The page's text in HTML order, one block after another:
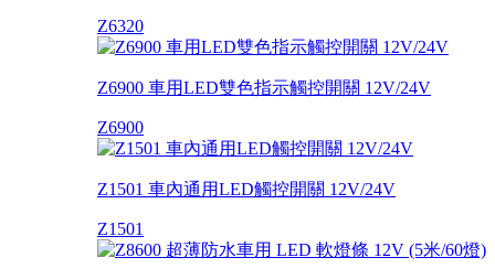
Z6320
Z6900 車用LED雙色指示觸控開關 12V/24V
Z6900
Z1501 車內通用LED觸控開關 12V/24V
Z1501